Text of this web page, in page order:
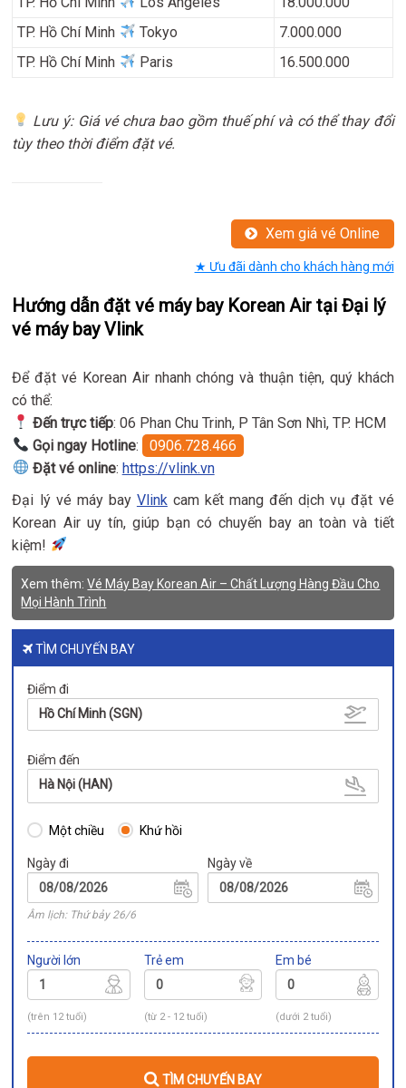
TP. Hồ Chí Minh
Tokyo
7.000.000
TP. Hồ Chí Minh
Paris 16.500.000
Lưu ý: Giá vé chưa bao gồm thuế phí và có thể thay đổi
tùy theo thời điểm đặt vé.
Xem giá vé Online
★ Ưu đãi dành cho khách hàng mới
Hướng dẫn đặt vé máy bay Korean Air tại Đại lý
vé máy bay Vlink
Để đặt vé Korean Air nhanh chóng và thuận tiện, quý khách
có thể:
Đến trực tiếp: 06 Phan Chu Trinh, P Tân Sơn Nhì, TP. HCM
Gọi ngay Hotline:
0906.728.466
Đặt vé online: https://vlink.vn
Đại lý vé máy bay Vlink cam kết mang đến dịch vụ đặt vé
Korean Air uy tín, giúp bạn có chuyến bay an toàn và tiết
kiệm!
Xem thêm:Vé Máy Bay Korean Air – Chất Lượng Hàng Đầu Cho
Mọi Hành Trình
TÌM CHUYẾN BAY
Điểm đi
Hồ Chí Minh (SGN)
Điểm đến
Hà Nội (HAN)
Một chiều Khứ hồi
Ngày đi
Âm lịch: Thứ bảy 26/6
Ngày về
Người lớn
(trên 12 tuổi)
Trẻ em
(từ 2 - 12 tuổi)
Em bé
(dưới 2 tuổi)
TÌM CHUYẾN BAY